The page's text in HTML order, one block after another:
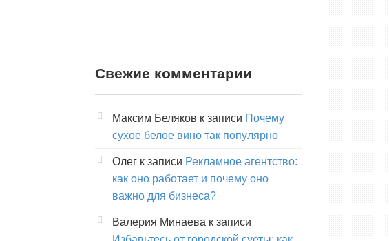
Свежие комментарии
Максим Беляков к записи Почему
сухое белое вино так популярно
Олег к записи Рекламное агентство:
как оно работает и почему оно
важно для бизнеса?
Валерия Минаева к записи